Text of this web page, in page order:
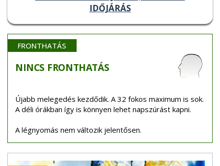
IDŐJÁRÁS
FRONTHATÁS
NINCS FRONTHATÁS
Újabb melegedés kezdődik. A 32 fokos maximum is sok.
A déli órákban így is könnyen lehet napszúrást kapni.
A légnyomás nem változik jelentősen.